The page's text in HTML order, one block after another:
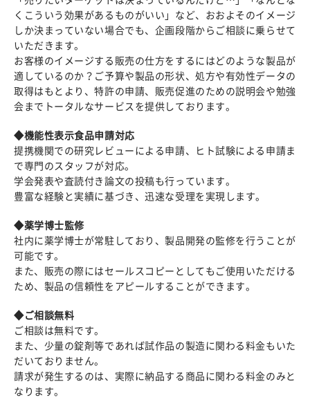
くこういう効果があるものがいい」など、おおよそのイメージ
しか決まっていない場合でも、企画段階からご相談に乗らせて
いただきます。
お客様のイメージする販売の仕方をするにはどのような製品が
適しているのか？ご予算や製品の形状、処方や有効性データの
取得はもとより、特許の申請、販売促進のための説明会や勉強
会までトータルなサービスを提供しております。
◆機能性表示食品申請対応
提携機関での研究レビューによる申請、ヒト試験による申請ま
で専門のスタッフが対応。
学会発表や査読付き論文の投稿も行っています。
豊富な経験と実績に基づき、迅速な受理を実現します。
◆薬学博士監修
社内に薬学博士が常駐しており、製品開発の監修を行うことが
可能です。
また、販売の際にはセールスコピーとしてもご使用いただける
ため、製品の信頼性をアピールすることができます。
◆ご相談無料
ご相談は無料です。
また、少量の錠剤等であれば試作品の製造に関わる料金もいた
だいておりません。
請求が発生するのは、実際に納品する商品に関わる料金のみと
なります。